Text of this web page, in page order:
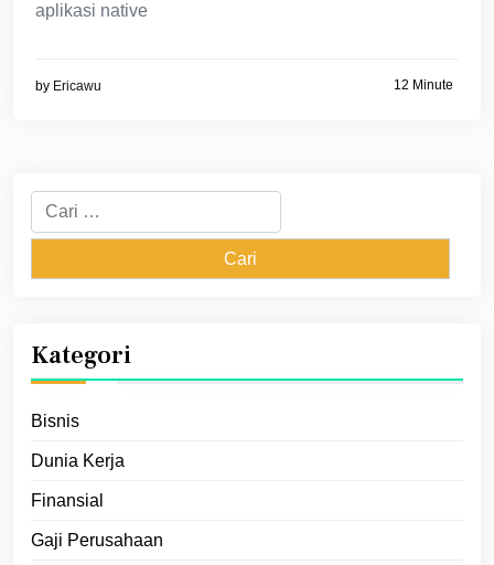
aplikasi native
by Ericawu 12 Minute
Cari
untuk:
Kategori
Bisnis
Dunia Kerja
Finansial
Gaji Perusahaan